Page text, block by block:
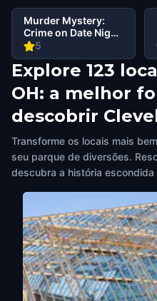
5
Murder Mystery:
Crime on Date Night
in University Circle,
Cleveland, OH
Explore 123
OH: a melhor
descobrir
Transforme os locais mais
seu parque de diversões.
descubra a história